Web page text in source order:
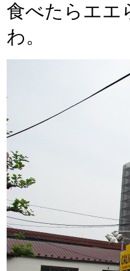
食べたらエエ
わ。